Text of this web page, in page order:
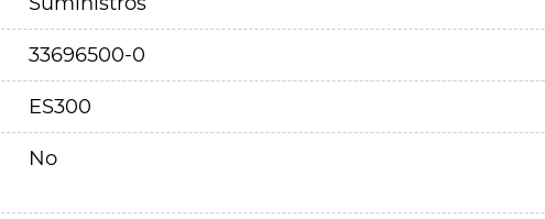
33696500-0
ES300
No